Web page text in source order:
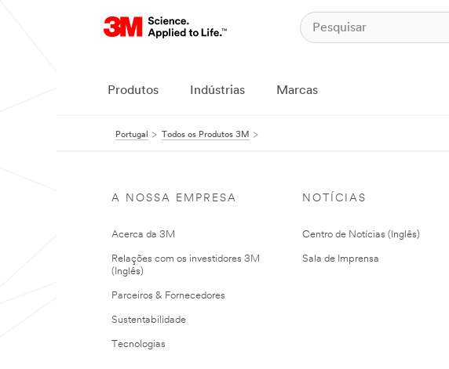
Produtos Indústrias Marcas
Portugal Todos os Produtos 3M
A NOSSA EMPRESA
Acerca da 3M
Relações com os investidores 3M
(Inglês)
Parceiros & Fornecedores
Sustentabilidade
Tecnologias
NOTÍCIAS
Centro de Notícias (Inglês)
Sala de Imprensa